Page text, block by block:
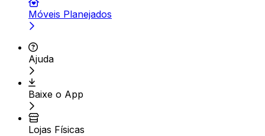
Móveis Planejados
Ajuda
Baixe o App
Lojas Físicas